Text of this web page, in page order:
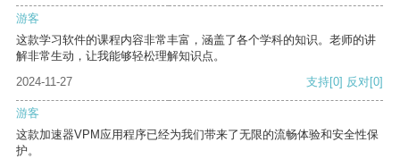
游客
这款学习软件的课程内容非常丰富，涵盖了各个学科的知识。老师的讲
解非常生动，让我能够轻松理解知识点。
2024-11-27
支持[0] 反对[0]
游客
这款加速器VPM应用程序已经为我们带来了无限的流畅体验和安全性保
护。